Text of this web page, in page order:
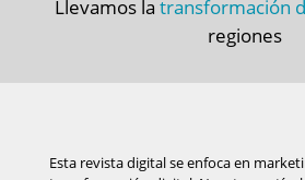
Llevamos la transformación
regiones
Esta revista digital se enfoca en